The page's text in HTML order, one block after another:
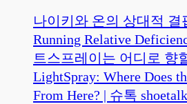
나이키와 온의 상대적 결
Running Relative
트스프레이는 어디로 향
LightSpray: Where Does
From Here? | 슈톡